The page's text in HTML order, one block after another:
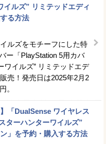
イルズ” リミテッドエディ
る方法
ルズをモチーフにした特
ー「PlayStation 5用カバ
ワイルズ” リミテッドエデ
売！発売日は2025年2月2
。
「DualSense ワイヤレス
ターハンターワイルズ”
」を予約・購入する方法